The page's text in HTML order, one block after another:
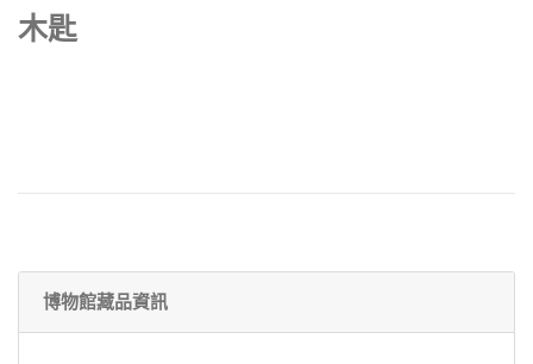
木匙
博物館藏品資訊